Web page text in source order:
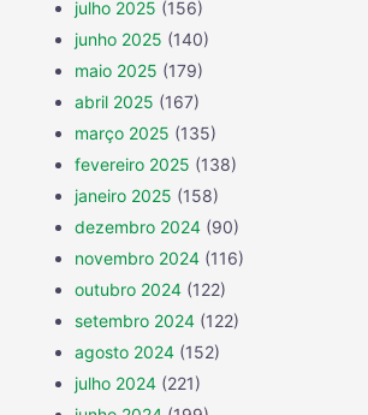
julho 2025 (156)
junho 2025 (140)
maio 2025 (179)
abril 2025 (167)
março 2025 (135)
fevereiro 2025 (138)
janeiro 2025 (158)
dezembro 2024 (90)
novembro 2024 (116)
outubro 2024 (122)
setembro 2024 (122)
agosto 2024 (152)
julho 2024 (221)